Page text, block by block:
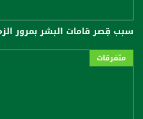
سبب قِصر قامات البشر بمرور
متفرقات